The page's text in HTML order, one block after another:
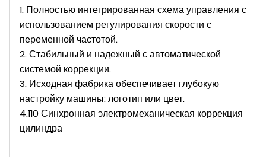
1. Полностью интегрированная схема управления с
использованием регулирования скорости с
переменной частотой.
2. Стабильный и надежный с автоматической
системой коррекции.
3. Исходная фабрика обеспечивает глубокую
настройку машины: логотип или цвет.
4.110 Синхронная электромеханическая коррекция
цилиндра